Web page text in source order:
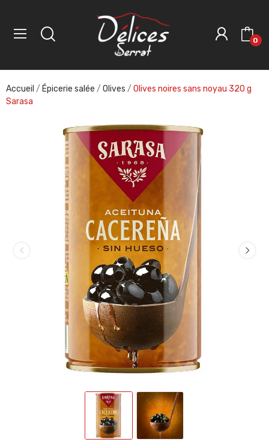
0
Accueil Épicerie salée Olives
Olives noires sans noyau 320 g
Sarasa